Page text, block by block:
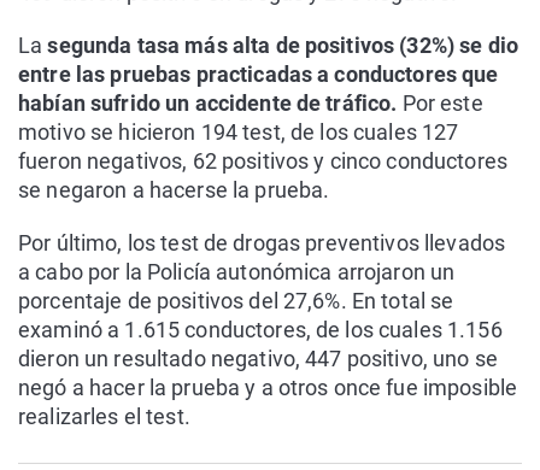
La segunda tasa más alta de positivos (32%) se dio
entre las pruebas practicadas a conductores que
habían sufrido un accidente de tráfico. Por este
motivo se hicieron 194 test, de los cuales 127
fueron negativos, 62 positivos y cinco conductores
se negaron a hacerse la prueba.
Por último, los test de drogas preventivos llevados
a cabo por la Policía autonómica arrojaron un
porcentaje de positivos del 27,6%. En total se
examinó a 1.615 conductores, de los cuales 1.156
dieron un resultado negativo, 447 positivo, uno se
negó a hacer la prueba y a otros once fue imposible
realizarles el test.